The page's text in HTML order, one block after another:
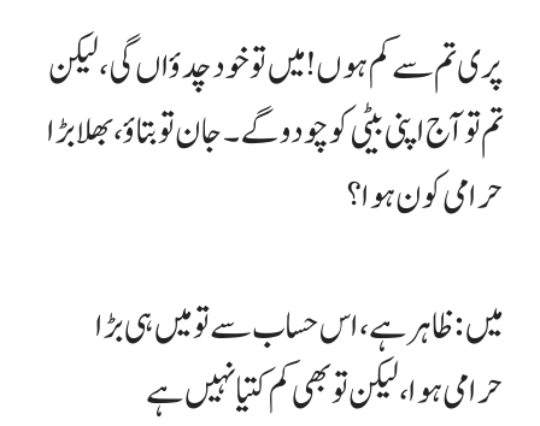
پری تم سے کم ہوں! میں تو خود چدؤاں گی، لیکن
تم تو آج اپنی بیٹی کو چو دو گے۔ جان تو بتاؤ، بھلا بڑا
حرامی کون ہوا؟
میں: ظاہر ہے، اس حساب سے تو میں ہی بڑا
حرامی ہوا، لیکن تو بھی کم کتیا نہیں ہے